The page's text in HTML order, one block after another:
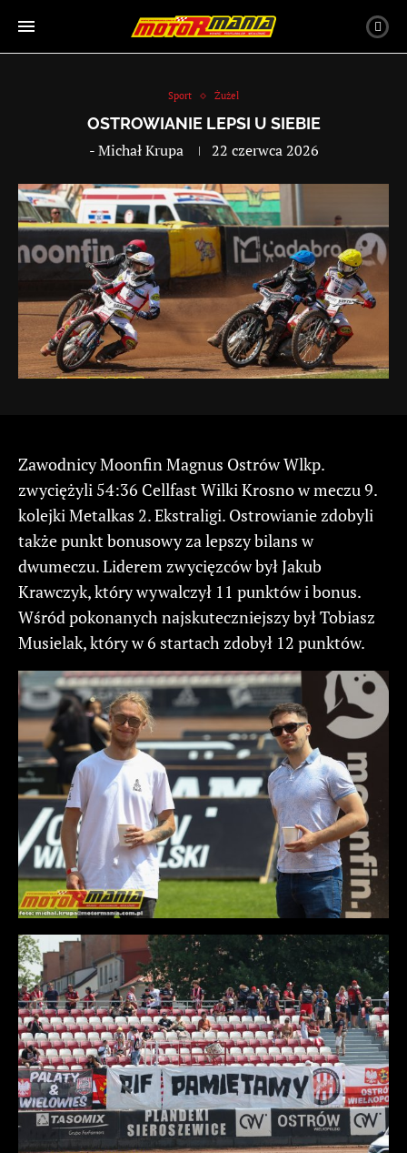
Sport Żużel
OSTROWIANIE LEPSI U SIEBIE
-Michał Krupa 22 czerwca 2026
Zawodnicy Moonfin Magnus Ostrów Wlkp.
zwyciężyli 54:36 Cellfast Wilki Krosno w meczu 9.
kolejki Metalkas 2. Ekstraligi. Ostrowianie zdobyli
także punkt bonusowy za lepszy bilans w
dwumeczu. Liderem zwycięzców był Jakub
Krawczyk, który wywalczył 11 punktów i bonus.
Wśród pokonanych najskuteczniejszy był Tobiasz
Musielak, który w 6 startach zdobył 12 punktów.